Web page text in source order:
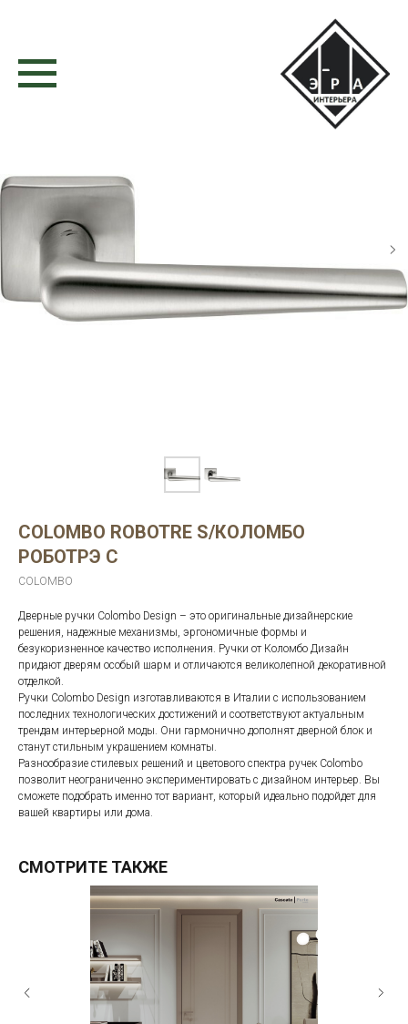
COLOMBO ROBOTRE S/КОЛОМБО
РОБОТРЭ С
COLOMBO
Дверные ручки Colombo Design – это оригинальные дизайнерские
решения, надежные механизмы, эргономичные формы и
безукоризненное качество исполнения. Ручки от Коломбо Дизайн
придают дверям особый шарм и отличаются великолепной декоративной
отделкой.
Ручки Colombo Design изготавливаются в Италии с использованием
последних технологических достижений и соответствуют актуальным
трендам интерьерной моды. Они гармонично дополнят дверной блок и
станут стильным украшением комнаты.
Разнообразие стилевых решений и цветового спектра ручек Colombo
позволит неограниченно экспериментировать с дизайном интерьер. Вы
сможете подобрать именно тот вариант, который идеально подойдет для
вашей квартиры или дома.
СМОТРИТЕ ТАКЖЕ